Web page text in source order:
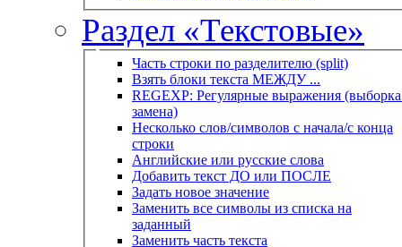
Раздел «Текстовые»
Часть строки по разделителю (split)
Взять блоки текста МЕЖДУ ...
REGEXP: Регулярные выражения
замена)
Несколько слов/символов с начала/с конца
строки
Английские или русские слова
Добавить текст ДО или ПОСЛЕ
Задать новое значение
Заменить все символы из списка на
заданный
Заменить часть текста